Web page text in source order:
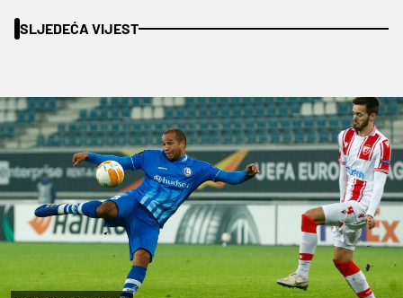
SLJEDEĆA VIJEST